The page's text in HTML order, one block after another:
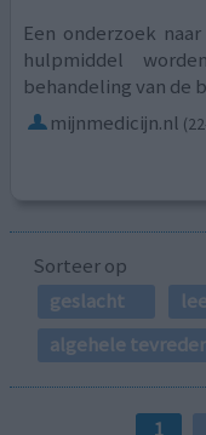
Een onderzoek
hulpmiddel
behandeling van de
mijnmedicijn.nl
Sorteer op
geslacht
algehele
1